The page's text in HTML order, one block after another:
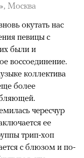
Москва
окутать нас
певицы с
были и
воссоединение.
коллектива
более
чересчур
ее
трип-хоп
с блюзом и по-